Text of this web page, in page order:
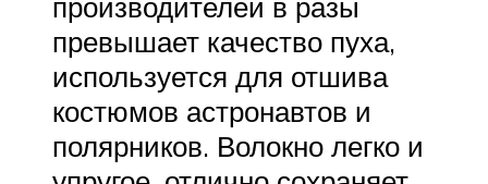
превышает качество пуха,
используется для отшива
костюмов астронавтов и
полярников. Волокно легко и